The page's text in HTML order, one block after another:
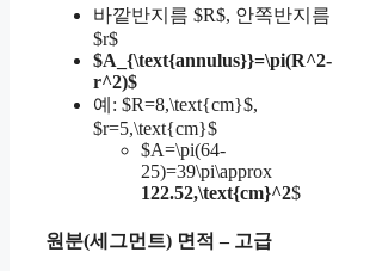
바깥반지름 $R$, 안쪽반지름
$r$
$A_{\text{annulus}}=\pi(R^2-
r^2)$
예: $R=8,\text{cm}$,
$r=5,\text{cm}$
$A=\pi(64-
25)=39\pi\approx
122.52,\text{cm}^2$
원분(세그먼트) 면적 – 고급